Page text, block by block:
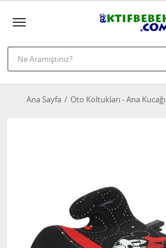
Ana Sayfa Oto Koltukları - Ana Kucağı